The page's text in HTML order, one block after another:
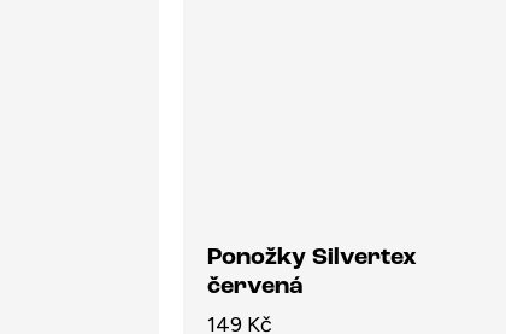
Ponožky Silvertex
červená
149 Kč